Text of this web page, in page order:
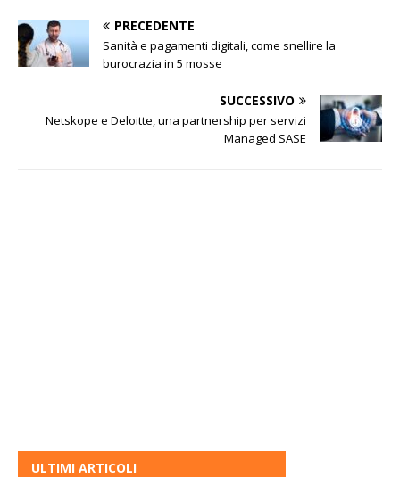
PRECEDENTE
Sanità e pagamenti digitali, come snellire la
burocrazia in 5 mosse
SUCCESSIVO
Netskope e Deloitte, una partnership per servizi
Managed SASE
ULTIMI ARTICOLI